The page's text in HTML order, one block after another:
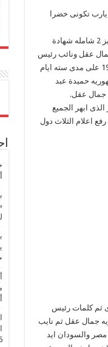
يارب تكونى خضرا
تؤكد الحصرى ضمت احتفاليه قلب واحد كذلك تكريمات لجميع من حصلو على دورة الصحفى المميز 2 شامله شهادة
عقل ونائب رئيس
تحرير جريدة الجمهوريه سيد الاسكندرنى وعددهم 30 طالب والتى استمرت من 14 ديسمبر حتى 19 على مدى سته ايام
حميدة عبد
جمال عقل.
ابهر الجميع
اعلام الثلاث دول
ثم كلمات رئيس
جمال عقل ثم نايب
مصر والسودان ايد